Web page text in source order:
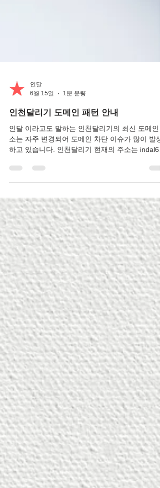
6월 15일
1분 분량
인천달리기 도메인 패턴 안내
인달 이라고도 말하는 인천달리기의 최신 도메인
하고 있습니다. 인천달리기 현재의 주소는
입니다. 인천달리기 접속이 안될 경우는 협력업체
바로가기 링크를 클릭하여 안내 받으시길 바랍니